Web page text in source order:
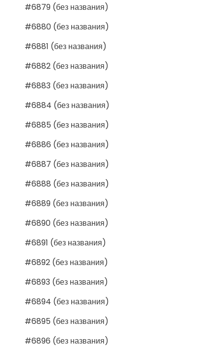
#6879 (без названия)
#6880 (без названия)
#6881 (без названия)
#6882 (без названия)
#6883 (без названия)
#6884 (без названия)
#6885 (без названия)
#6886 (без названия)
#6887 (без названия)
#6888 (без названия)
#6889 (без названия)
#6890 (без названия)
#6891 (без названия)
#6892 (без названия)
#6893 (без названия)
#6894 (без названия)
#6895 (без названия)
#6896 (без названия)